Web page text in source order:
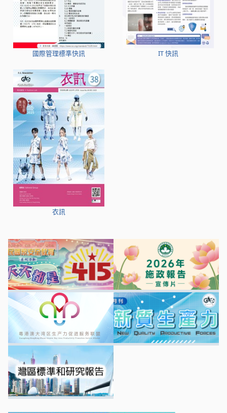
國際管理標準快訊 IT 快訊
衣訊